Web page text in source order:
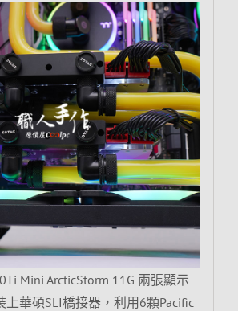
Mini ArcticStorm 11G 兩張顯示
上華碩SLI橋接器，利用6顆Pacific